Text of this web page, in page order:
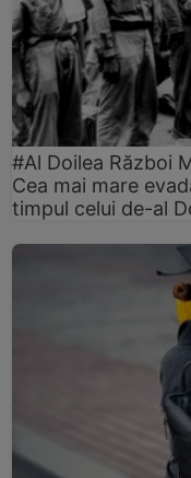
#Al Doilea Război
Cea mai mare
timpul celui de-al